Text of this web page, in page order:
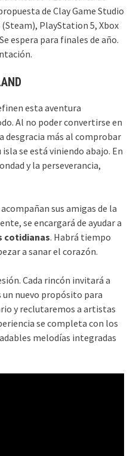
de Clay Game Studio
(Steam), PlayStation 5, Xbox
espera para finales de año.
esta aventura
Al no poder convertirse en
desgracia más al comprobar
se está viniendo abajo. En
y la perseverancia,
sus amigas de la
se encargará de ayudar a
cotidianas. Habrá tiempo
a sanar el corazón.
Cada rincón invitará a
nuevo propósito para
y reclutaremos a artistas
se completa con los
melodías integradas